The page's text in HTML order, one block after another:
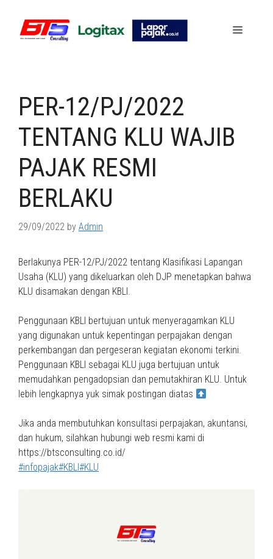
content
Menu
PER-12/PJ/2022
TENTANG KLU WAJIB
PAJAK RESMI
BERLAKU
29/09/2022 by Admin
Berlakunya PER-12/PJ/2022 tentang Klasifikasi Lapangan
Usaha (KLU) yang dikeluarkan oleh DJP menetapkan bahwa
KLU disamakan dengan KBLI.
Penggunaan KBLI bertujuan untuk menyeragamkan KLU
yang digunakan untuk kepentingan perpajakan dengan
perkembangan dan pergeseran kegiatan ekonomi terkini.
Penggunaan KBLI sebagai KLU juga bertujuan untuk
memudahkan pengadopsian dan pemutakhiran KLU. Untuk
lebih lengkapnya yuk simak postingan diatas
Jika anda membutuhkan konsultasi perpajakan, akuntansi,
dan hukum, silahkan hubungi web resmi kami di
https://btsconsulting.co.id/
#infopajak#KBLI#KLU